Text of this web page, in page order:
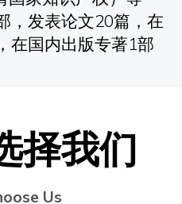
，发表论文20篇，在
在国内出版专著1部
择我们
Us